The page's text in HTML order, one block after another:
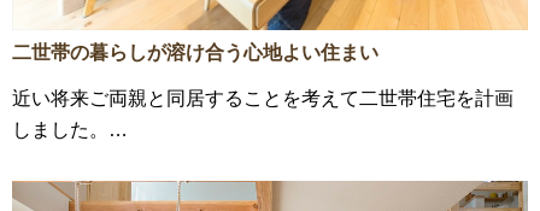
二世帯の暮らしが溶け合う心地よい住まい
近い将来ご両親と同居することを考えて二世帯住宅を計画
しました。…